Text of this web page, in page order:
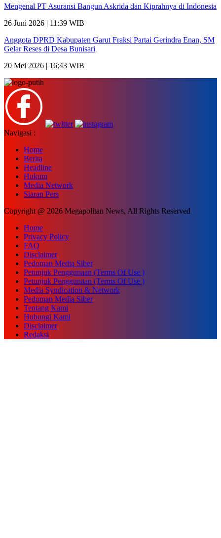
Mengenal PT Asuransi Bangun Askrida dan Kiprahnya di Indonesia
26 Juni 2026 | 11:39 WIB
Anggota DPRD Kabupaten Garut Fraksi Partai Gerindra Enan, SM
Gelar Reses di Desa Bunisari
20 Mei 2026 | 16:43 WIB
Navigasi :
Home
Berita
Headline
Hukum
Media Network
Siaran Pers
Copyright @ 2026 Megapolitan News, All Rights Reserved
Home
Privacy Policy
FAQ
Disclaimer
Pedoman Media Siber
Petunjuk Penggunaan (Terms Of Use )
Petunjuk Penggunaan (Terms Of Use )
Media Syndication & Network
Pedoman Media Siber
Tentang Kami
Hubungi Kami
Disclaimer
Redaksi